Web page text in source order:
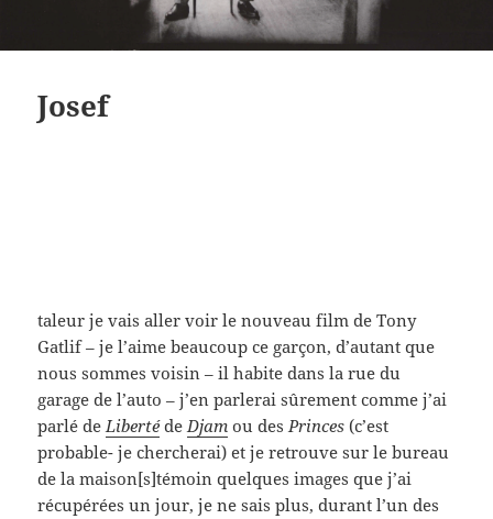
Josef
taleur je vais aller voir le nouveau film de Tony
Gatlif – je l’aime beaucoup ce garçon, d’autant que
nous sommes voisin – il habite dans la rue du
garage de l’auto – j’en parlerai sûrement comme j’ai
parlé deLiberté deDjam ou desPrinces(c’est
probable- je chercherai) et je retrouve sur le bureau
de la maison[s]témoin quelques images que j’ai
récupérées un jour, je ne sais plus, durant l’un des